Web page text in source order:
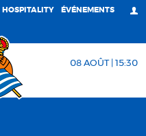
HOSPITALITY ÉVÉNEMENTS
08 AOÛT | 15:30